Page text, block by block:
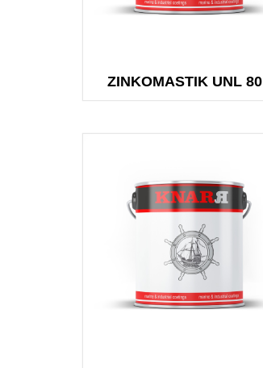
ZINKOMASTIK UNL 80